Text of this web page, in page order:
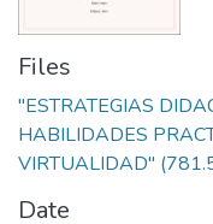
Files
"ESTRATEGIAS
HABILIDADES
VIRTUALIDAD"
Date